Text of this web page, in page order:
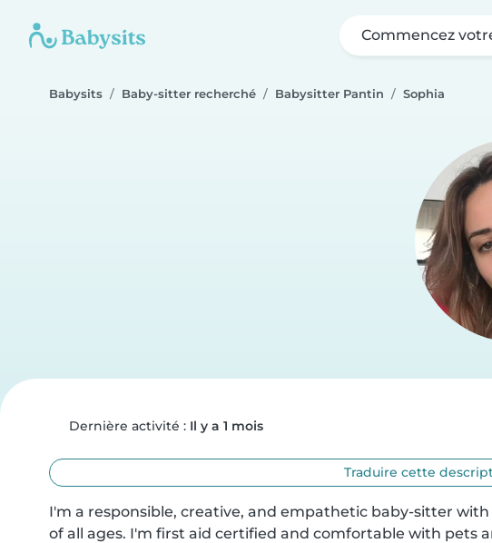
Commencez
Babysits Baby-sitter recherché Babysitter Pantin Sophia
Dernière activité : Il y a 1 mois
Traduire cette
I'm a responsible, creative, and empathetic baby-sitter
of all ages. I'm first aid certified and comfortable with pets